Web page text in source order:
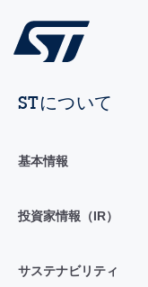
STについて
基本情報
投資家情報（IR）
サステナビリティ